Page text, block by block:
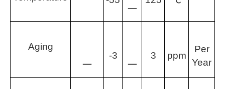
一
Aging
一
-3
一
3 ppm
Per
Year